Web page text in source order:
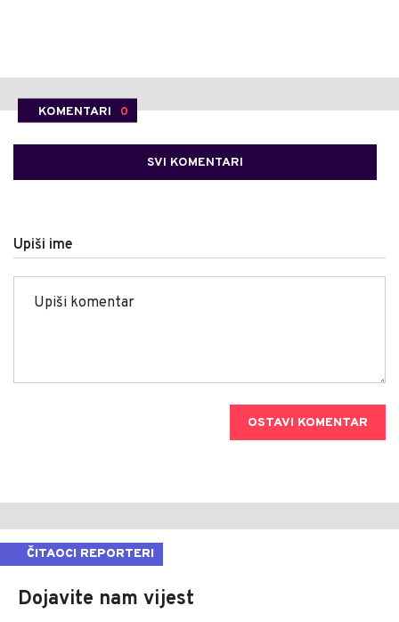
KOMENTARI 0
SVI KOMENTARI
Upiši ime
OSTAVI KOMENTAR
ČITAOCI REPORTERI
Dojavite nam vijest